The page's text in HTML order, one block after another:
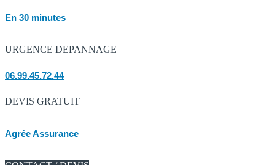
En 30 minutes
URGENCE DEPANNAGE
06.99.45.72.44
DEVIS GRATUIT
Agrée Assurance